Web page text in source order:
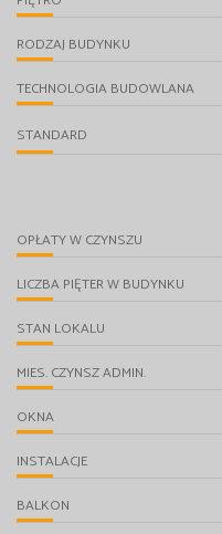
RODZAJ BUDYNKU
TECHNOLOGIA BUDOWLANA
STANDARD
OPŁATY W CZYNSZU
LICZBA PIĘTER W BUDYNKU
STAN LOKALU
MIES. CZYNSZ ADMIN.
OKNA
INSTALACJE
BALKON